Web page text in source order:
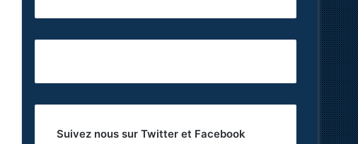
Suivez nous sur Twitter et Facebook